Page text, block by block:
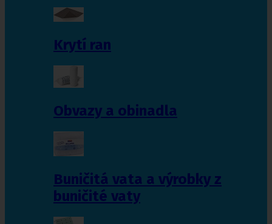
Krytí ran
Obvazy a obinadla
Buničitá vata a výrobky z
buničité vaty